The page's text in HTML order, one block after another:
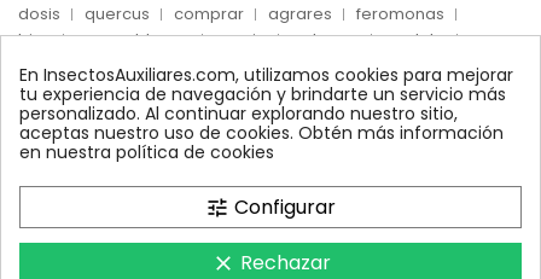
dosis quercus comprar agrares
feromonas
trips
mosca blanca precio palmera
quelato
Econex
control amblyseius araña roja
max
nido encinas alcornoques
conector
xilemax
foresta monitoreo ynject
fertinyect
bioline
robles conectores
ecologico
control biologico
InsectosAuxiliares.com © 2008 - 2026. Expertos en Agricultura
En InsectosAuxiliares.com, utilizamos cookies para mejorar
tu experiencia de navegación y brindarte un servicio más
personalizado. Al continuar explorando nuestro sitio,
aceptas nuestro uso de cookies. Obtén más información
en nuestra política de cookies
tune Configurar
clear Rechazar